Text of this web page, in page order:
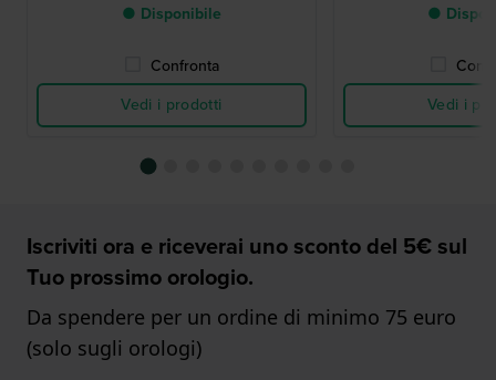
● Disponibile
Confronta
Vedi i prodotti
●
Vedi i
Iscriviti ora e riceverai uno sconto del 5€ sul
Tuo prossimo orologio.
Da spendere per un ordine di minimo 75 euro
(solo sugli orologi)